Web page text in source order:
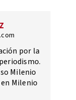
por la
Milenio
Milenio